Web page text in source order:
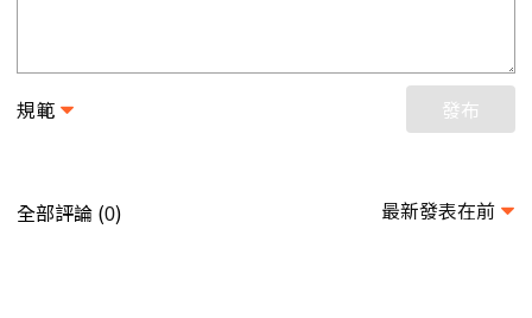
規範 發布
全部評論 (0) 最新發表在前